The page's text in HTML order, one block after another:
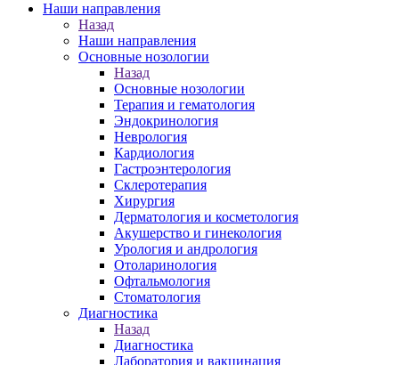
Наши направления
Назад
Наши направления
Основные нозологии
Назад
Основные нозологии
Терапия и гематология
Эндокринология
Неврология
Кардиология
Гастроэнтерология
Склеротерапия
Хирургия
Дерматология и косметология
Акушерство и гинекология
Урология и андрология
Отоларинология
Офтальмология
Стоматология
Диагностика
Назад
Диагностика
Лаборатория и вакцинация